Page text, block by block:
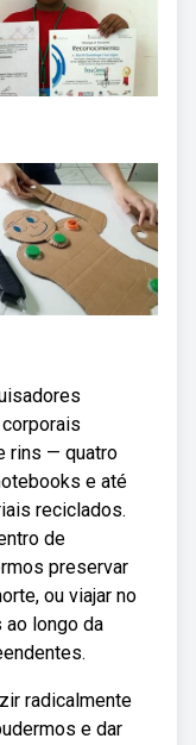
rins — quatro
e até
reciclados.
de
preservar
ou viajar no
ao longo da
radicalmente
e dar